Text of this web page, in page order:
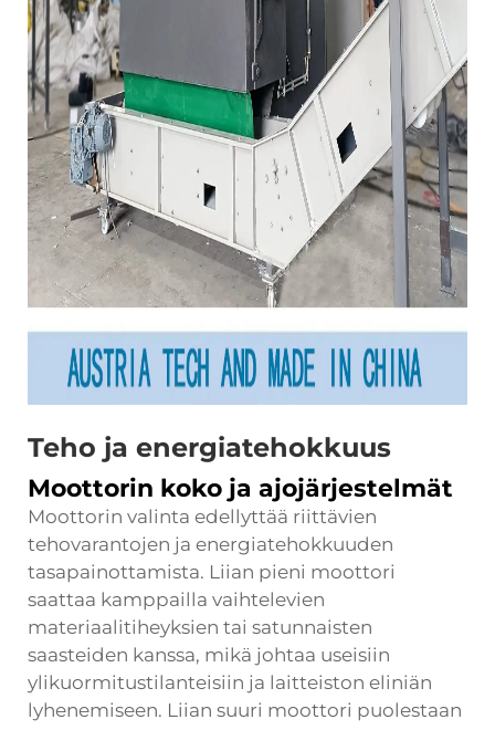
Teho ja energiatehokkuus
Moottorin koko ja ajojärjestelmät
Moottorin valinta edellyttää riittävien
tehovarantojen ja energiatehokkuuden
tasapainottamista. Liian pieni moottori
saattaa kamppailla vaihtelevien
materiaalitiheyksien tai satunnaisten
saasteiden kanssa, mikä johtaa useisiin
ylikuormitustilanteisiin ja laitteiston eliniän
lyhenemiseen. Liian suuri moottori puolestaan